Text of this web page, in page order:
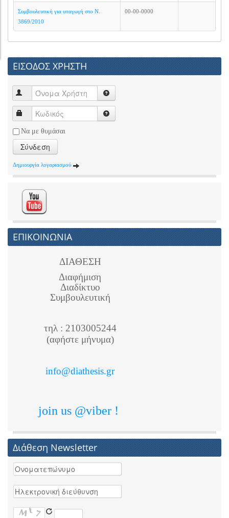
Συμβουλευτική για υπαγωγή στο Ν.
3869/2010
00-00-0000
ΕΙΣΟΔΟΣ ΧΡΗΣΤΗ
Να με θυμάσαι
Σύνδεση
Δημιουργία λογαριασμού
ΕΠΙΚΟΙΝΩΝΙΑ
ΔΙΑΘΕΣΗ
Διαφήμιση
Διαδίκτυο
Συμβουλευτική
τηλ : 2103005244
(αφήστε μήνυμα)
info@diathesis.gr
join us @viber !
Διάθεση Newsletter